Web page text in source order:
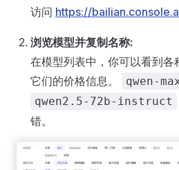
访问 https://
浏览模型并复制名称:
在模型列表中，你可以看到各
它们的价格信息。
qwen-
qwen2.5-72b-instruct
错。